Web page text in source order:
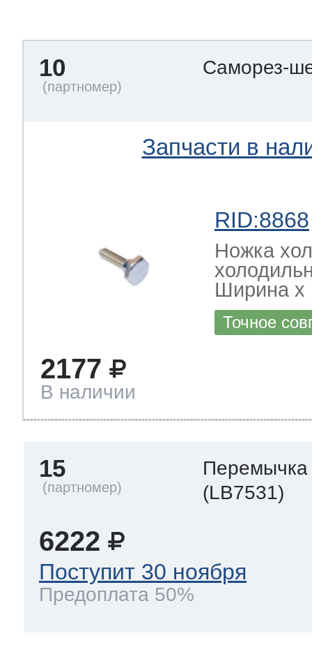
10 Саморез-
Запчасти в
RID:8868
Ножка
Ширина х
Точное
2177
В наличии
15
Перемычка
(LB7531)
6222
Поступит 30 ноября
Предоплата 50%